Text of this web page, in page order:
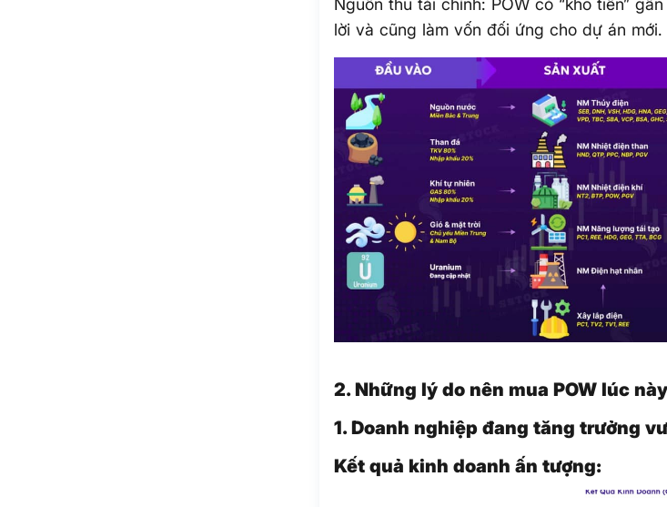
Nguồn thu tài chính: POW có “kho tiền”
lời và cũng làm vốn đối ứng cho dự án mới.
2. Những lý do nên mua POW lúc này
1. Doanh nghiệp đang tăng trưởng
Kết quả kinh doanh ấn tượng: